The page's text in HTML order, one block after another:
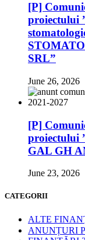
[P]
proiectului
SRL”
June 26, 2026
[P]
proiectului
GAL GH
June 23, 2026
CATEGORII
ALTE
ANUNȚURI